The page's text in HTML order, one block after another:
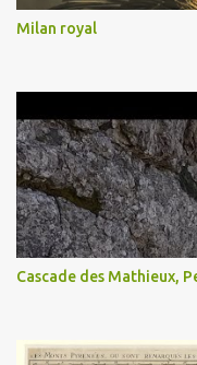
Milan royal
Cascade des Mathieux,